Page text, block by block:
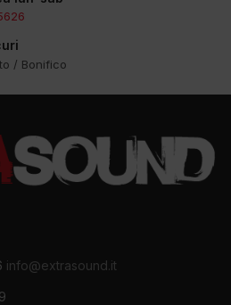
/ Bonifico
info@extrasound.it